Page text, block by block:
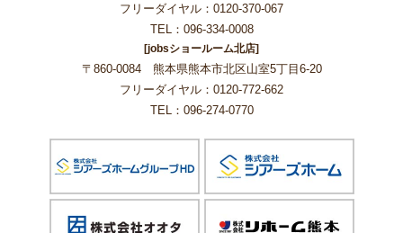
フリーダイヤル：0120-370-067
TEL：096-334-0008
[jobsショールーム北店]
〒860-0084 熊本県熊本市北区山室5丁目6-20
フリーダイヤル：0120-772-662
TEL：096-274-0770